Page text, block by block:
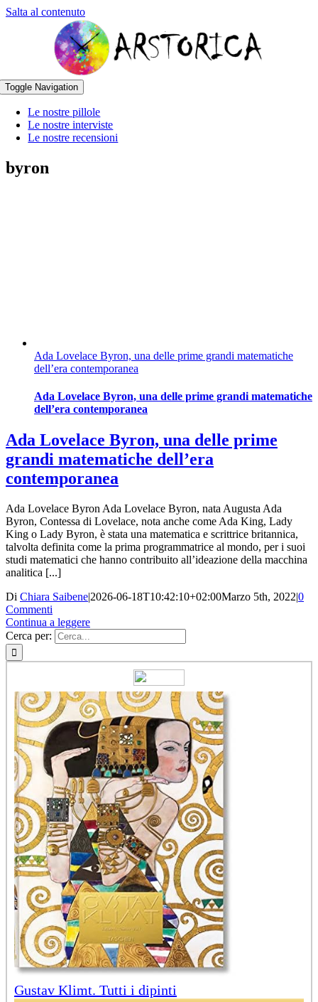
Salta al contenuto
Toggle Navigation
Le nostre pillole
Le nostre interviste
Le nostre recensioni
byron
Ada Lovelace Byron, una delle prime grandi matematiche
dell’era contemporanea
Ada Lovelace Byron, una delle prime grandi matematiche
dell’era contemporanea
Ada Lovelace Byron, una delle prime
grandi matematiche dell’era
contemporanea
Ada Lovelace Byron Ada Lovelace Byron, nata Augusta Ada
Byron, Contessa di Lovelace, nota anche come Ada King, Lady
King o Lady Byron, è stata una matematica e scrittrice britannica,
talvolta definita come la prima programmatrice al mondo, per i suoi
studi matematici che hanno contribuito all’ideazione della macchina
analitica [...]
Di Chiara Saibene|2026-06-18T10:42:10+02:00Marzo 5th, 2022|0
Commenti
Continua a leggere
Cerca per:
Gustav Klimt. Tutti i dipinti